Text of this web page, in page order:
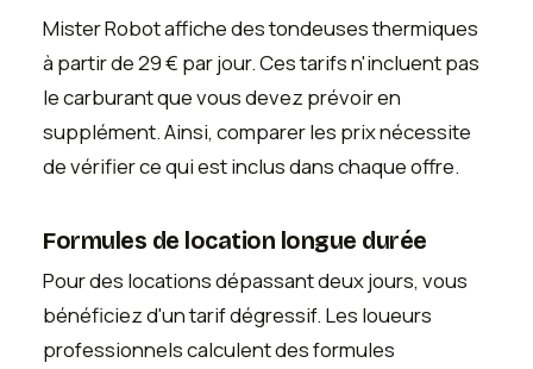
Mister Robot affiche des tondeuses thermiques
à partir de 29 € par jour. Ces tarifs n'incluent pas
le carburant que vous devez prévoir en
supplément. Ainsi, comparer les prix nécessite
de vérifier ce qui est inclus dans chaque offre.
Formules de location longue durée
Pour des locations dépassant deux jours, vous
bénéficiez d'un tarif dégressif. Les loueurs
professionnels calculent des formules